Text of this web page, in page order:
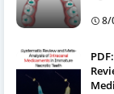
8/